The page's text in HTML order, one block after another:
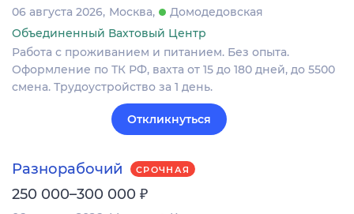
06 августа 2026 Москва
Домодедовская
Объединенный Вахтовый Центр
Работа с проживанием и питанием. Без опыта.
Оформление по ТК РФ, вахта от 15 до 180 дней, до 5500
смена. Трудоустройство за 1 день.
Откликнуться
Разнорабочий СРОЧНАЯ
250 000–300 000 ₽